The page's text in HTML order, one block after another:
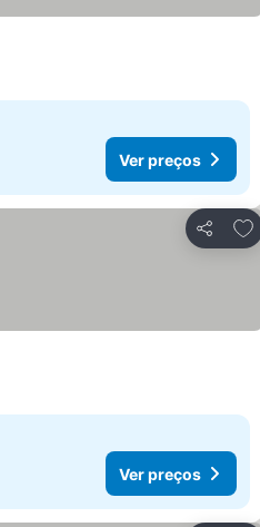
Ver preços
Partilhar
Ver preços